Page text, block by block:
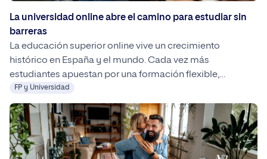
La universidad online abre el camino para estudiar sin
barreras
La educación superior online vive un crecimiento
histórico en España y el mundo. Cada vez más
estudiantes apuestan por una formación flexible,
accesible y compatible con el trabajo y la vida personal.
En este contexto, universidades como UNIPRO destacan
por ofrecer programas virtuales de alta calidad,
orientados a la empleabilidad y adaptados a las nuevas
demandas del mercado laboral.
FP y Universidad